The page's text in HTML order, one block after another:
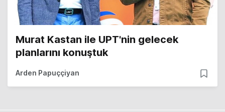
Murat Kastan ile UPT'nin gelecek
planlarını konuştuk
Arden Papuççiyan